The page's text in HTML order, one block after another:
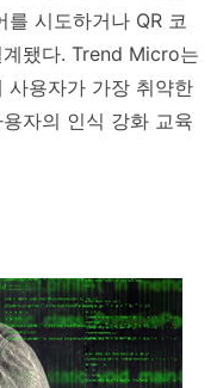
를 시도하거나 QR 코
됐다. Trend Micro는
사용자가 가장 취약한
자의 인식 강화 교육